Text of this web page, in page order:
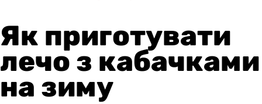
Як приготувати
лечо з кабачками
на зиму